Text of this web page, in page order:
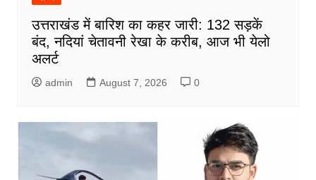
उत्तराखंड में बारिश का कहर जारी: 132 सड़कें
बंद, नदियां चेतावनी रेखा के करीब, आज भी येलो
अलर्ट
admin August 7, 2026 0